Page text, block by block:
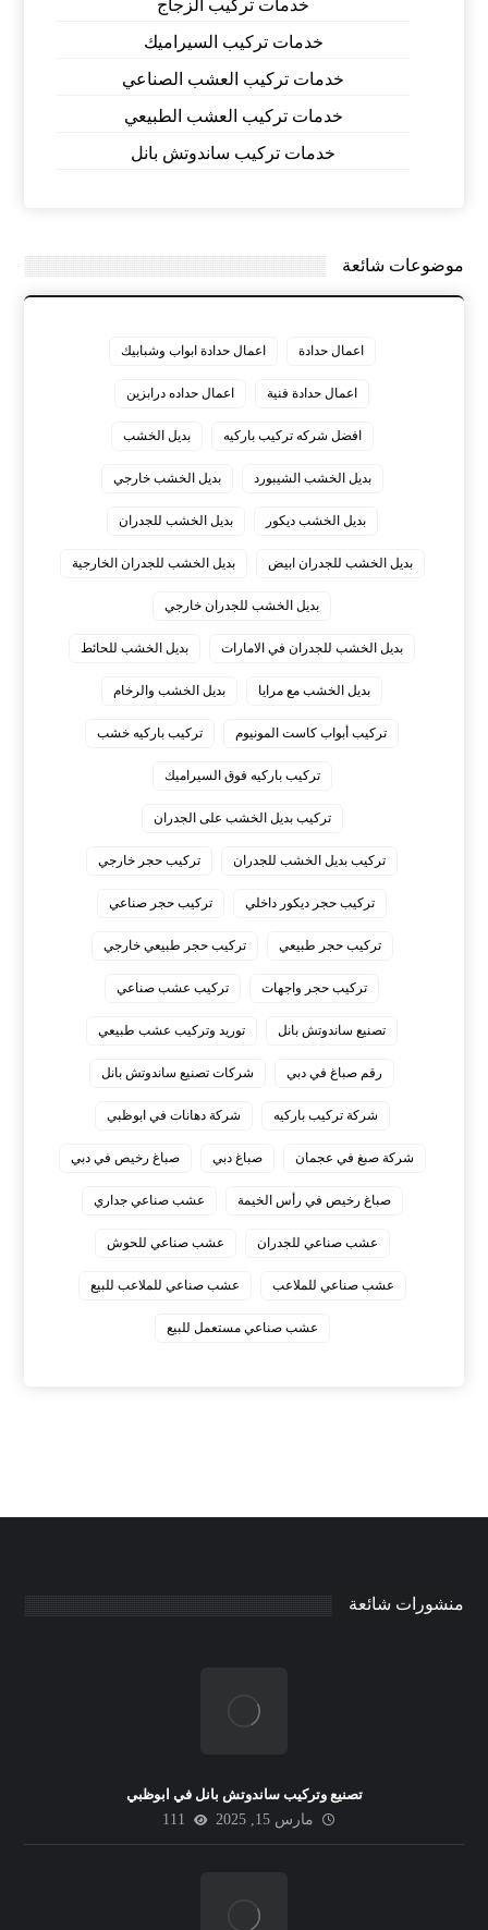
خدمات تركيب الزجاج
خدمات تركيب السيراميك
خدمات تركيب العشب الصناعي
خدمات تركيب العشب الطبيعي
خدمات تركيب ساندوتش بانل
موضوعات شائعة
اعمال حدادة اعمال حدادة ابواب وشبابيك
اعمال حدادة فنية اعمال حداده درابزين
افضل شركه تركيب باركيه بديل الخشب
بديل الخشب الشيبورد بديل الخشب خارجي
بديل الخشب ديكور بديل الخشب للجدران
بديل الخشب للجدران ابيض بديل الخشب للجدران الخارجية
بديل الخشب للجدران خارجي
بديل الخشب للجدران في الامارات بديل الخشب للحائط
بديل الخشب مع مرايا بديل الخشب والرخام
تركيب أبواب كاست المونيوم تركيب باركيه خشب
تركيب باركيه فوق السيراميك
تركيب بديل الخشب على الجدران
تركيب بديل الخشب للجدران تركيب حجر خارجي
تركيب حجر ديكور داخلي تركيب حجر صناعي
تركيب حجر طبيعي تركيب حجر طبيعي خارجي
تركيب حجر واجهات تركيب عشب صناعي
تصنيع ساندوتش بانل توريد وتركيب عشب طبيعي
رقم صباغ في دبي شركات تصنيع ساندوتش بانل
شركة تركيب باركيه شركة دهانات في ابوظبي
شركة صبغ في عجمان صباغ دبي صباغ رخيص في دبي
صباغ رخيص في رأس الخيمة عشب صناعي جداري
عشب صناعي للجدران عشب صناعي للحوش
عشب صناعي للملاعب عشب صناعي للملاعب للبيع
عشب صناعي مستعمل للبيع
منشورات شائعة
تصنيع وتركيب ساندوتش بانل في ابوظبي
مارس 15, 2025
111